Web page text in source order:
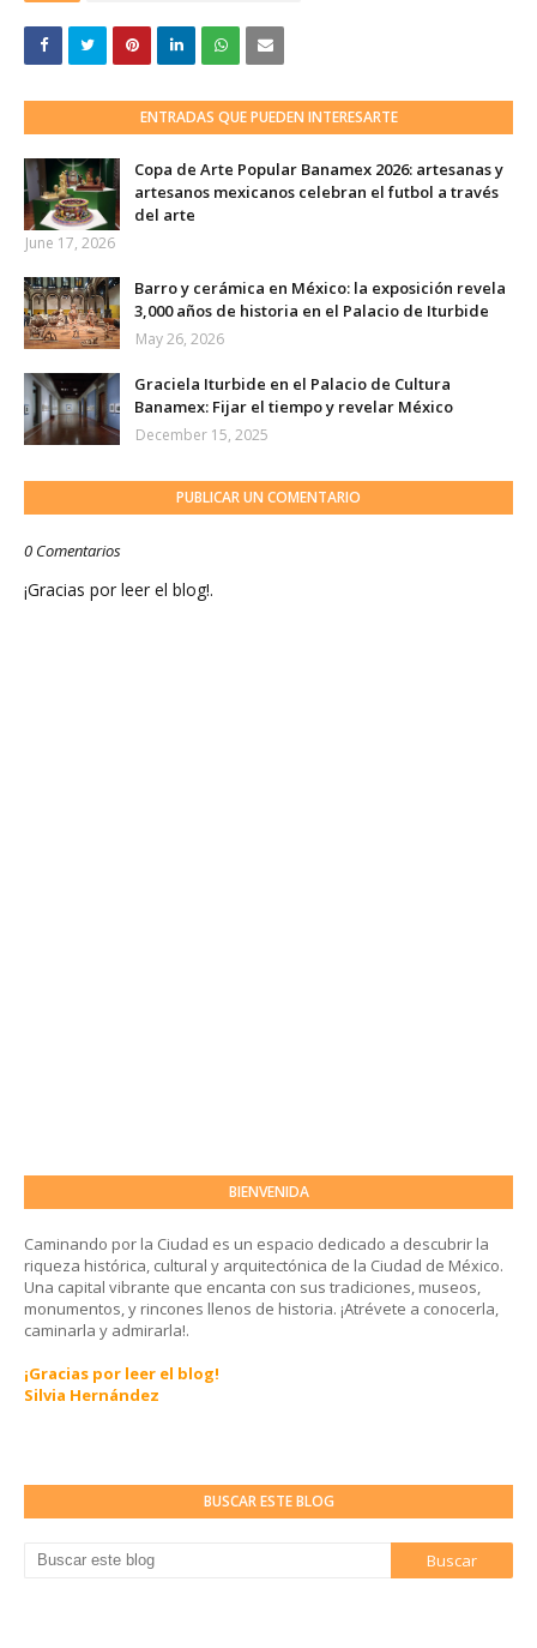
ENTRADAS QUE PUEDEN INTERESARTE
Copa de Arte Popular Banamex 2026: artesanas y
artesanos mexicanos celebran el futbol a través
del arte
June 17, 2026
Barro y cerámica en México: la exposición revela
3,000 años de historia en el Palacio de Iturbide
May 26, 2026
Graciela Iturbide en el Palacio de Cultura
Banamex: Fijar el tiempo y revelar México
December 15, 2025
PUBLICAR UN COMENTARIO
0 Comentarios
¡Gracias por leer el blog!.
BIENVENIDA
Caminando por la Ciudad es un espacio dedicado a descubrir la
riqueza histórica, cultural y arquitectónica de la Ciudad de México.
Una capital vibrante que encanta con sus tradiciones, museos,
monumentos, y rincones llenos de historia. ¡Atrévete a conocerla,
caminarla y admirarla!.
¡Gracias por leer el blog!
Silvia Hernández
BUSCAR ESTE BLOG